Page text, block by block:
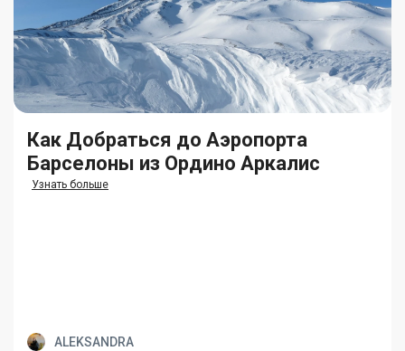
Как Добраться до Аэропорта
Барселоны из Ордино Аркалис
Узнать больше
ALEKSANDRA